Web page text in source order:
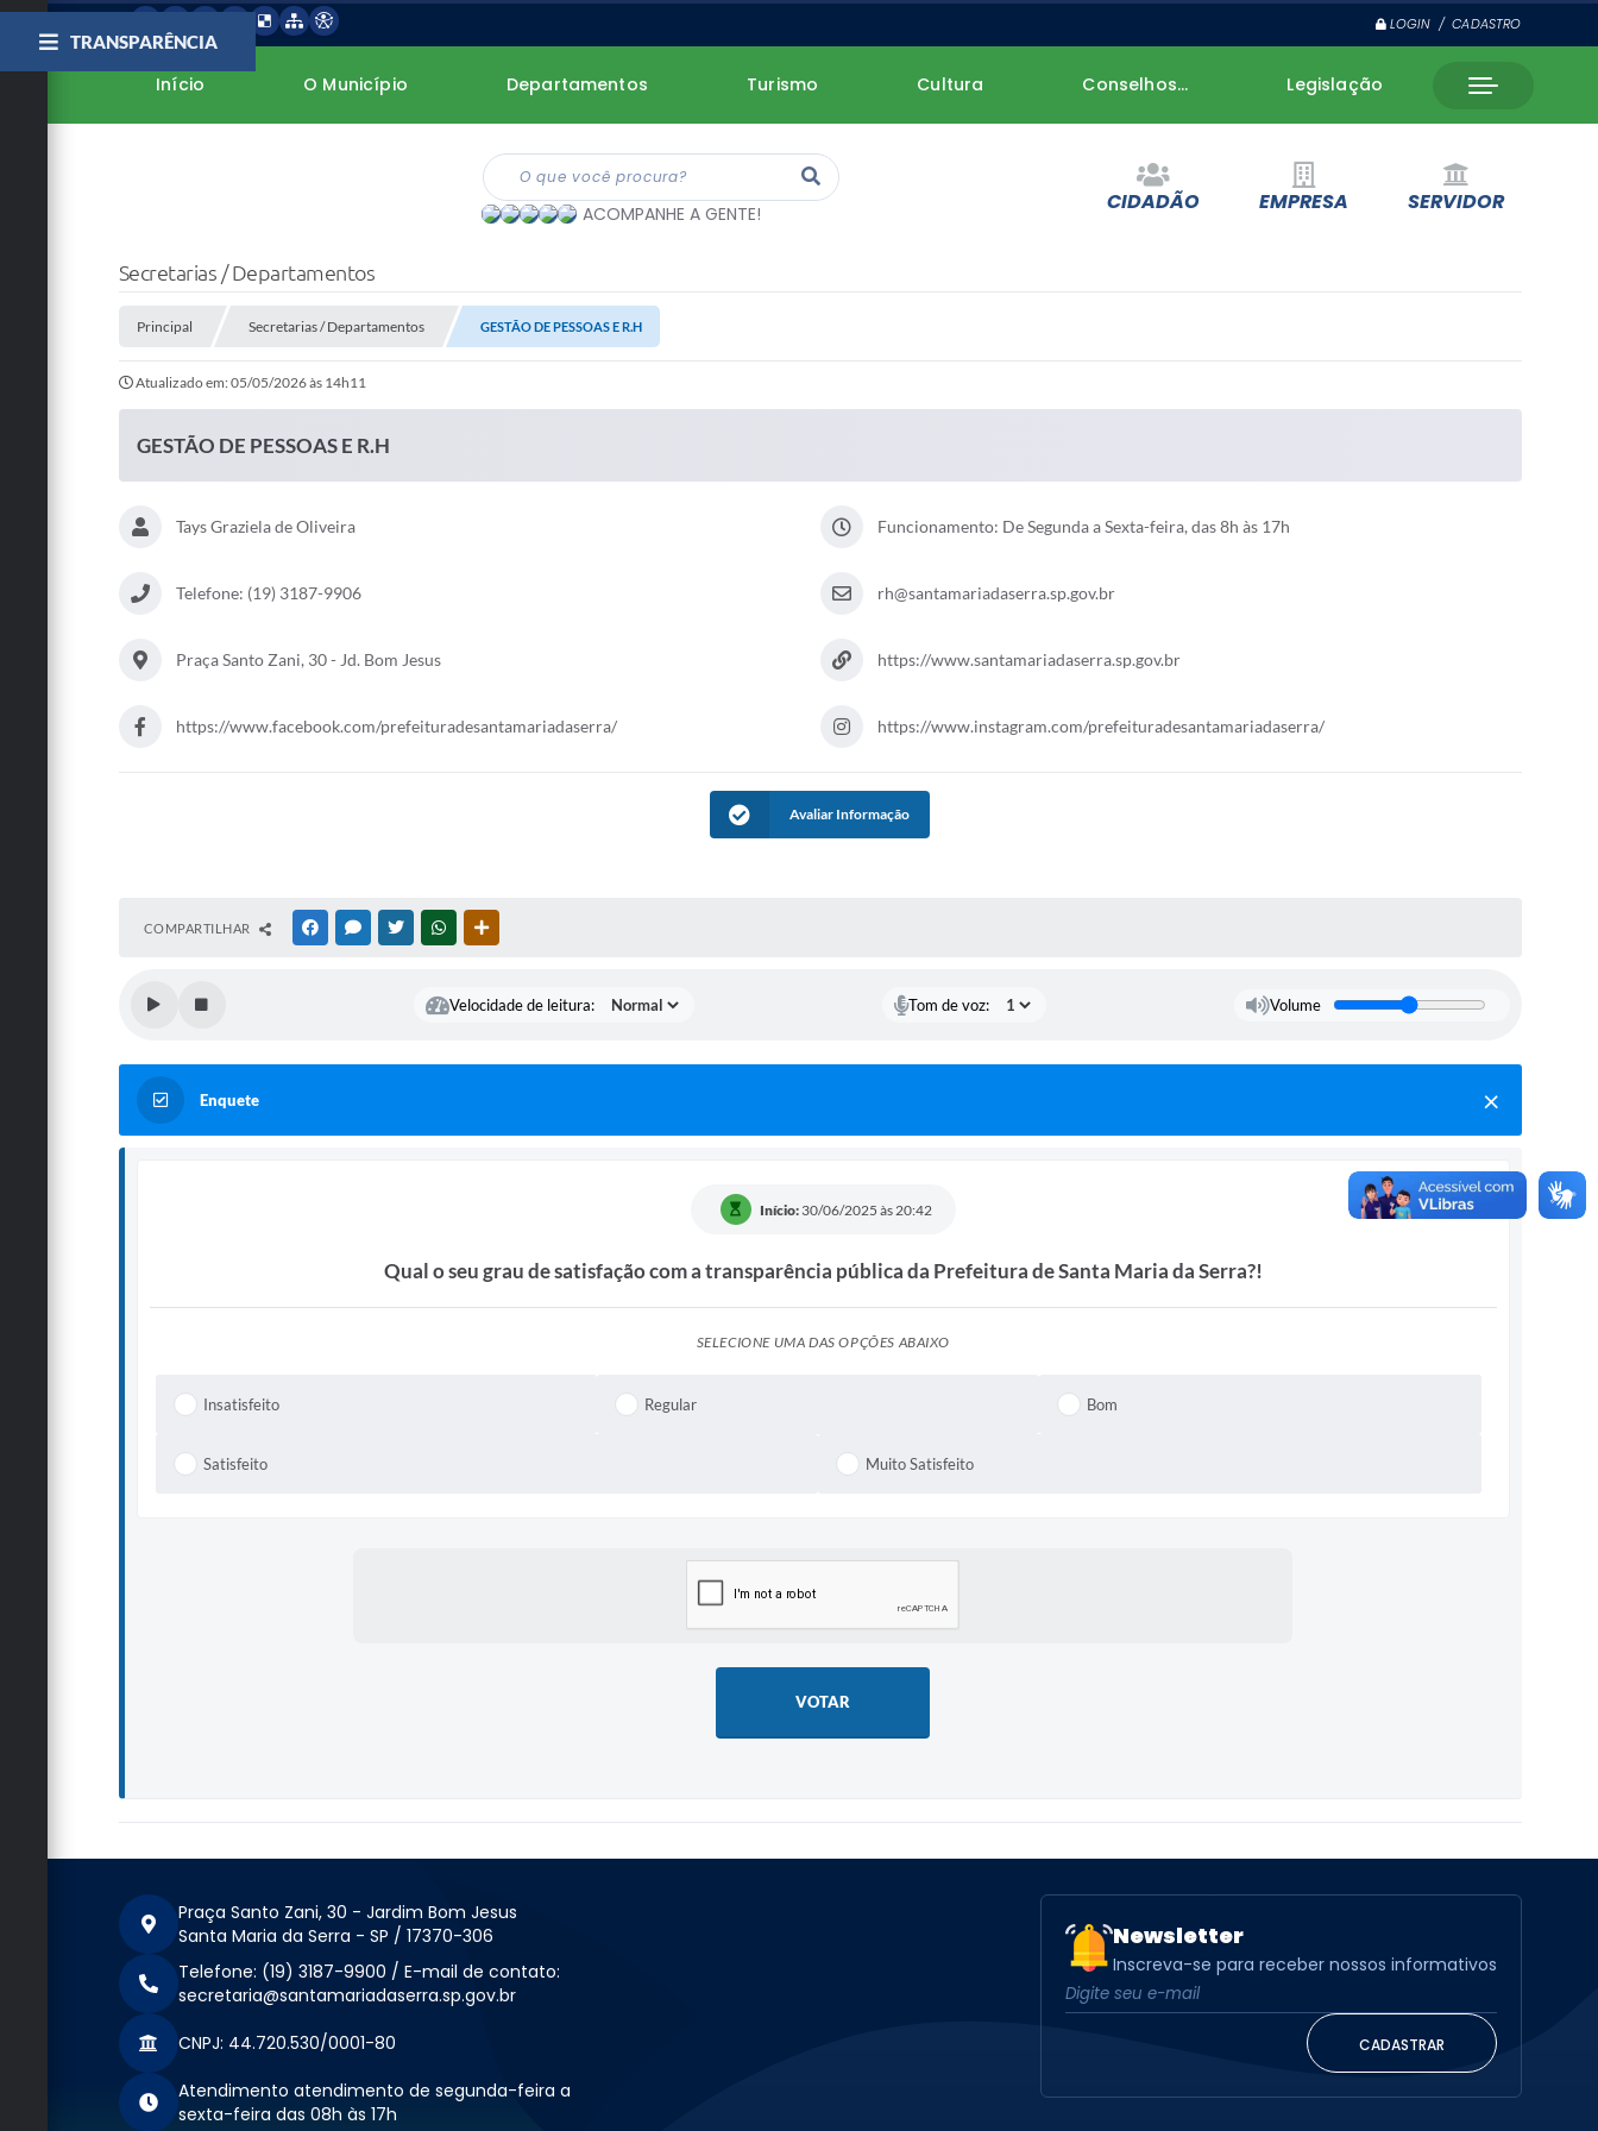
LOGIN / CADASTRO
Início O Município Departamentos Turismo Cultura Conselhos... Legislação
ACOMPANHE A GENTE! CIDADÃO EMPRESA SERVIDOR
TRANSPARÊNCIA
Secretarias / Departamentos
Principal Secretarias / Departamentos GESTÃO DE PESSOAS E R.H
Atualizado em: 05/05/2026 às 14h11
GESTÃO DE PESSOAS E R.H
Tays Graziela de Oliveira Funcionamento: De Segunda a Sexta-feira, das 8h às 17h
Telefone: (19) 3187-9906 rh@santamariadaserra.sp.gov.br
Praça Santo Zani, 30 - Jd. Bom Jesus https://www.santamariadaserra.sp.gov.br
https://www.facebook.com/prefeituradesantamariadaserra/ https://www.instagram.com/prefeituradesantamariadaserra/
Avaliar Informação
COMPARTILHAR FACEBOOKMESSENGER
TWITTERWHATSAPP
Velocidade de leitura: Tom de voz: Volume
Enquete
Início: 30/06/2025 às 20:42
Qual o seu grau de satisfação com a transparência pública da Prefeitura de Santa Maria da Serra?!
SELECIONE UMA DAS OPÇÕES ABAIXO
Insatisfeito Regular Bom
Satisfeito Muito Satisfeito
VOTAR
Praça Santo Zani, 30 - Jardim Bom Jesus
Santa Maria da Serra - SP / 17370-306
Telefone: (19) 3187-9900 / E-mail de contato:
secretaria@santamariadaserra.sp.gov.br
CNPJ: 44.720.530/0001-80
Atendimento atendimento de segunda-feira a
sexta-feira das 08h às 17h
Newsletter
Inscreva-se para receber nossos informativos
CADASTRAR